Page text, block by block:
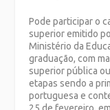
Pode participar o
superior emitido
Ministério da
graduação, com
superior pública
etapas sendo a
portuguesa e
25 de fevereiro,